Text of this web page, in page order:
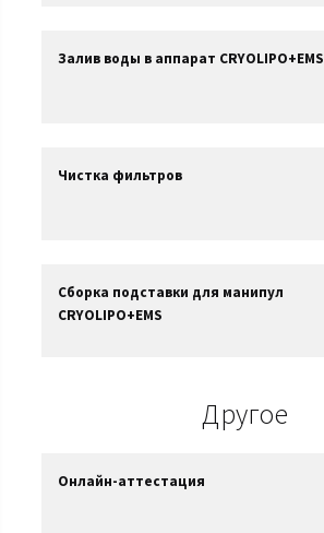
Залив воды в аппарат CRYOLIPO+EMS
Чистка фильтров
Сборка подставки для манипул
CRYOLIPO+EMS
Другое
Онлайн-аттестация